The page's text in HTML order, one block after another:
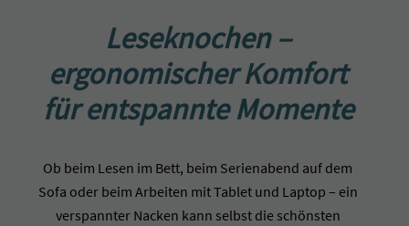
Leseknochen –
ergonomischer Komfort
für entspannte Momente
Ob beim Lesen im Bett, beim Serienabend auf dem
Sofa oder beim Arbeiten mit Tablet und Laptop – ein
verspannter Nacken kann selbst die schönsten